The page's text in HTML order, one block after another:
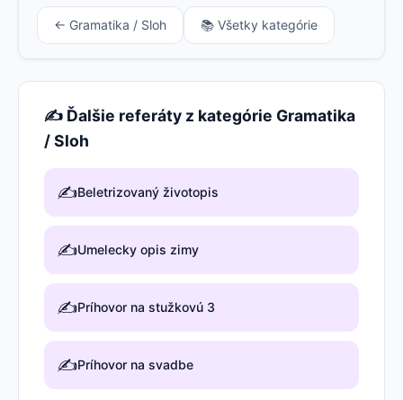
← Gramatika / Sloh 📚 Všetky kategórie
✍️ Ďalšie referáty z kategórie Gramatika
/ Sloh
✍️Beletrizovaný životopis
✍️Umelecky opis zimy
✍️Príhovor na stužkovú 3
✍️Príhovor na svadbe